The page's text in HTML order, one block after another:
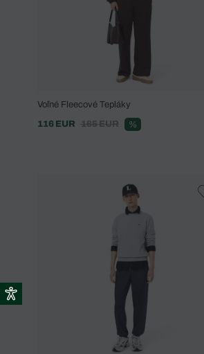
Voľné Fleecové Tepláky
116 EUR
165 EUR %